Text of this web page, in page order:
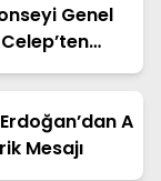
Genel
Ahmet
A
Mesajı